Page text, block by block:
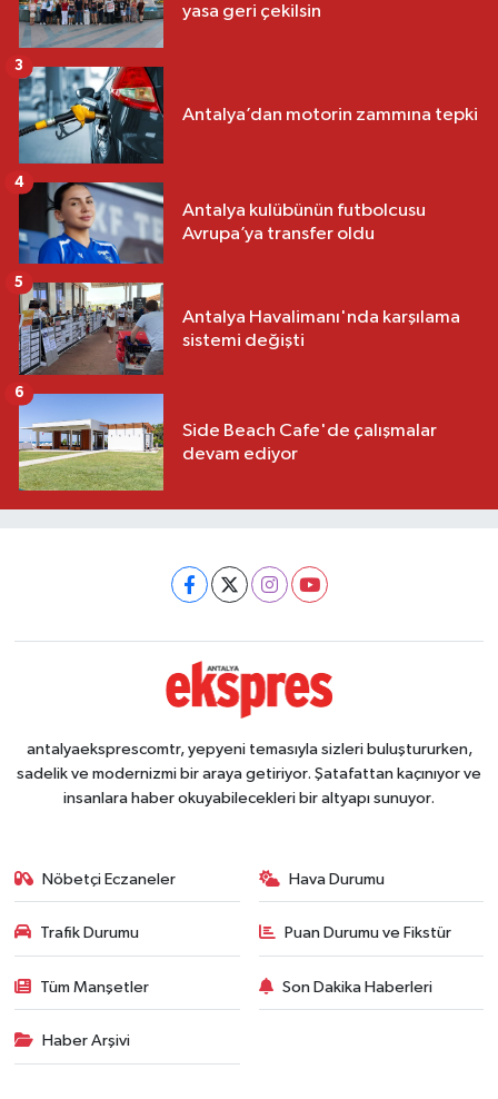
yasa geri çekilsin
Antalya’dan motorin zammına tepki
3
Antalya kulübünün futbolcusu
Avrupa’ya transfer oldu
4
Antalya Havalimanı'nda karşılama
sistemi değişti
5
Side Beach Cafe'de çalışmalar
devam ediyor
6
antalyaeksprescomtr, yepyeni temasıyla sizleri buluştururken,
sadelik ve modernizmi bir araya getiriyor. Şatafattan kaçınıyor ve
insanlara haber okuyabilecekleri bir altyapı sunuyor.
Nöbetçi Eczaneler Hava Durumu
Trafik Durumu Puan Durumu ve Fikstür
Tüm Manşetler Son Dakika Haberleri
Haber Arşivi